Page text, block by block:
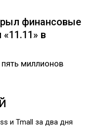
финансовые
в
миллионов
и Tmall за два дня